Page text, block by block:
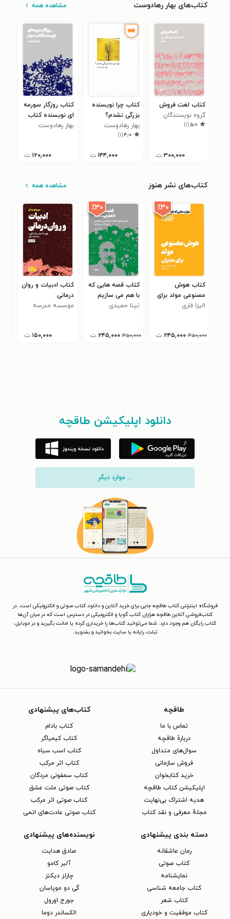
کتاب‌های بهار رهادوست مشاهده همه
کتاب لغت فروش
گروه نویسندگان
۵٫۰(۱)
۳۰۰,۰۰۰ ت
کتاب چرا نویسنده
بزرگی نشدم؟
بهار رهادوست
۴٫۰(۱)
۱۴۴,۰۰۰ ت
کتاب روزگار سورمه
ای نویسنده کتاب
دوم
بهار رهادوست
۱۲۰,۰۰۰ ت
کتاب‌های نشر هنوز مشاهده همه
٪۳۰
کتاب هوش
مصنوعی مولد برای
مدیران
الیزا فاری
۳۵۰,۰۰۰ ۲۴۵,۰۰۰ ت
٪۳۰
کتاب قصه هایی که
با هم می سازیم
تینا حمیدی
۳۵۰,۰۰۰ ۲۴۵,۰۰۰ ت
کتاب ادبیات و روان
درمانی
موسسه مدرسه
۱۵۰,۰۰۰ ت
دانلود اپلیکیشن طاقچه
... موارد دیگر
فروشگاه اینترنتی کتاب طاقچه جایی برای خرید آنلاین و دانلود کتاب صوتی و الکترونیکی است. در
کتاب‌فروشی آنلاین طاقچه هزاران کتاب گویا و الکترونیکی در دسترس است که در میان آن‌ها
کتاب رایگان هم وجود دارد. شما می‌توانید کتاب‌ها را خریداری کرده یا امانت بگیرید و در موبایل،
تبلت، رایانه یا سایت بخوانید و بشنوید.
طاقچه
تماس با ما
دربارهٔ طاقچه
سوال‌های متداول
فروش سازمانی
خرید کتابخوان
اپلیکیشن کتاب طاقچه
هدیه اشتراک بی‌نهایت
مجلهٔ معرفی و نقد کتاب
کتاب‌های پیشنهادی
کتاب بادام
کتاب کیمیاگر
کتاب اسب سیاه
کتاب اثر مرکب
کتاب سمفونی مردگان
کتاب صوتی ملت عشق
کتاب صوتی اثر مرکب
کتاب صوتی عادت‌های اتمی
دسته بندی پیشنهادی
رمان عاشقانه
کتاب‌ صوتی
نمایشنامه
کتاب جامعه شناسی
کتاب شعر
کتاب موفقیت و خودیاری
نویسنده‌های پیشنهادی
صادق هدایت
آلبر کامو
چارلز دیکنز
گی دو موپاسان
جورج اورول
الکساندر دوما